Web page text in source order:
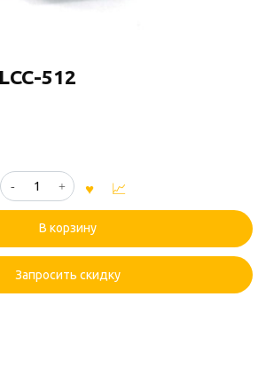
512
Количество
товара
LCC-
512
В корзину
Запросить скидку